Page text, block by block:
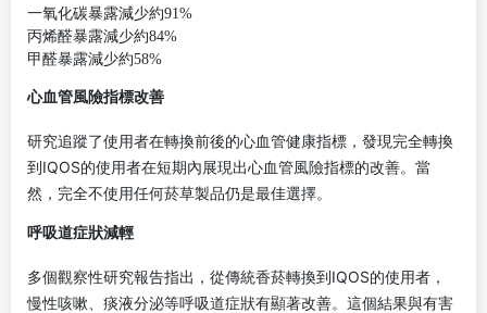
一氧化碳暴露減少約91%
丙烯醛暴露減少約84%
甲醛暴露減少約58%
心血管風險指標改善
研究追蹤了使用者在轉換前後的心血管健康指標，發現完全轉換
到IQOS的使用者在短期內展現出心血管風險指標的改善。當
然，完全不使用任何菸草製品仍是最佳選擇。
呼吸道症狀減輕
多個觀察性研究報告指出，從傳統香菸轉換到IQOS的使用者，
慢性咳嗽、痰液分泌等呼吸道症狀有顯著改善。這個結果與有害